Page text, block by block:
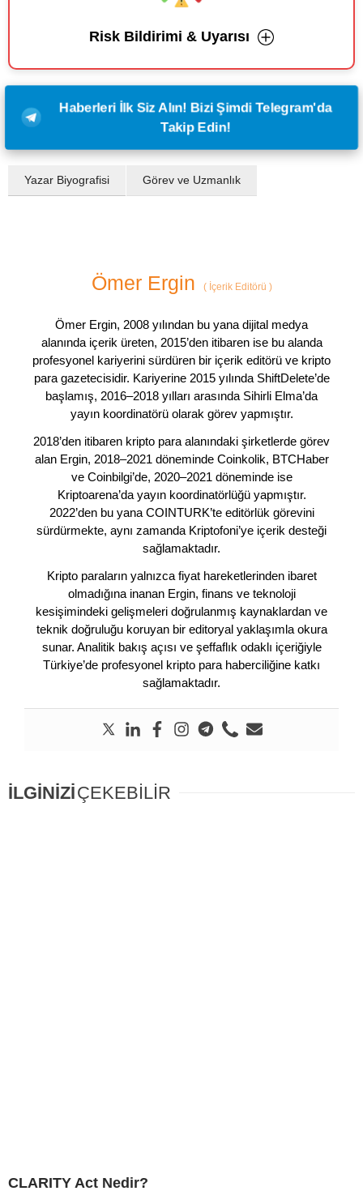
Risk Bildirimi & Uyarısı
Haberleri İlk Siz Alın! Bizi Şimdi Telegram'da
Takip Edin!
Yazar Biyografisi Görev ve Uzmanlık
Ömer Ergin (İçerik Editörü )
Ömer Ergin, 2008 yılından bu yana dijital medya
alanında içerik üreten, 2015’den itibaren ise bu alanda
profesyonel kariyerini sürdüren bir içerik editörü ve kripto
para gazetecisidir. Kariyerine 2015 yılında ShiftDelete’de
başlamış, 2016–2018 yılları arasında Sihirli Elma’da
yayın koordinatörü olarak görev yapmıştır.
2018’den itibaren kripto para alanındaki şirketlerde görev
alan Ergin, 2018–2021 döneminde Coinkolik, BTCHaber
ve Coinbilgi’de, 2020–2021 döneminde ise
Kriptoarena’da yayın koordinatörlüğü yapmıştır.
2022’den bu yana COINTURK’te editörlük görevini
sürdürmekte, aynı zamanda Kriptofoni’ye içerik desteği
sağlamaktadır.
Kripto paraların yalnızca fiyat hareketlerinden ibaret
olmadığına inanan Ergin, finans ve teknoloji
kesişimindeki gelişmeleri doğrulanmış kaynaklardan ve
teknik doğruluğu koruyan bir editoryal yaklaşımla okura
sunar. Analitik bakış açısı ve şeffaflık odaklı içeriğiyle
Türkiye’de profesyonel kripto para haberciliğine katkı
sağlamaktadır.
İLGİNİZİÇEKEBİLİR
CLARITY Act Nedir?